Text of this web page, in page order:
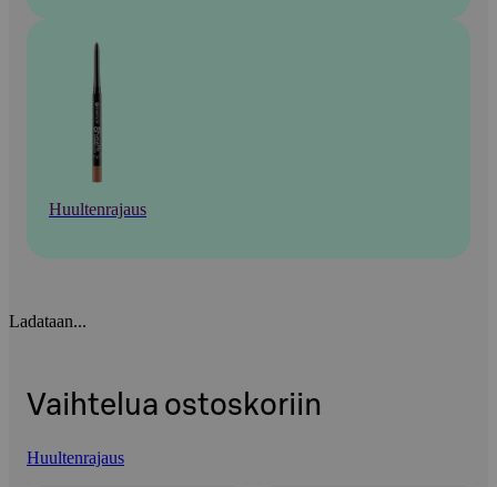
Huultenrajaus
Ladataan...
Vaihtelua ostoskoriin
Huultenrajaus